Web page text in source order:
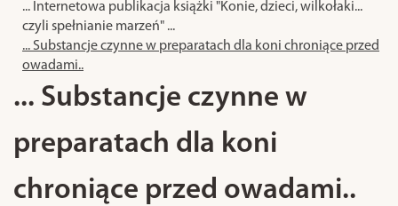
... Internetowa publikacja książki "Konie, dzieci, wilkołaki...
czyli spełnianie marzeń" ...
... Substancje czynne w preparatach dla koni chroniące przed
owadami..
... Substancje czynne w
preparatach dla koni
chroniące przed owadami..